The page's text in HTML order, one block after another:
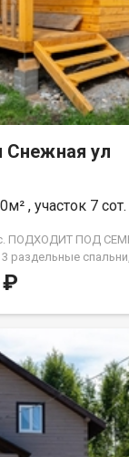
на Ново-
помощь с
работа с
семейным
АН Гарант ,
года. С нами
ул
, участок 7 сот.
ПОДХОДИТ ПОД
раздельные спальни,
выходом на
2 террасы.
Канализация -
Натяжные потолки.
Участок ровный,
в черте
В шаговой
магазины.
земли населённых
ИЖС.
₽